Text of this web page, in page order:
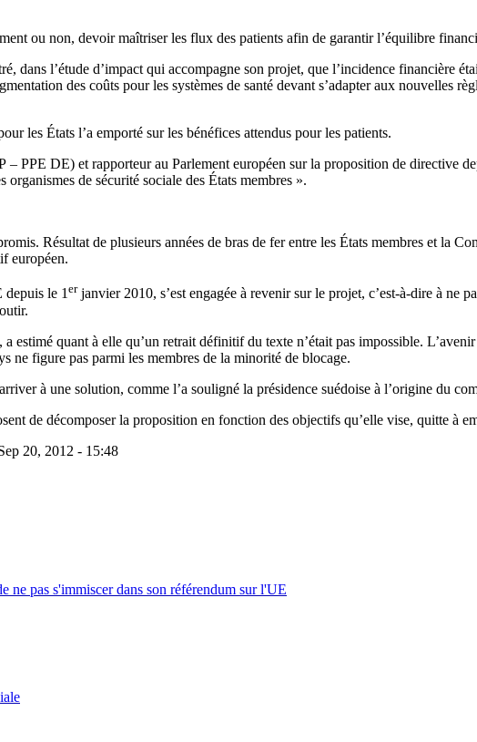
ou non, devoir maîtriser les flux des patients afin de garantir l’équilibre
dans l’étude d’impact qui accompagne son projet, que l’incidence financière
des coûts pour les systèmes de santé devant s’adapter aux nouvelles
les États l’a emporté sur les bénéfices attendus pour les patients.
– PPE DE) et rapporteur au Parlement européen sur la proposition de directive
de sécurité sociale des États membres ».
Résultat de plusieurs années de bras de fer entre les États membres et la
européen.
depuis le 1erjanvier 2010, s’est engagée à revenir sur le projet, c’est-à-dire à ne
estimé quant à elle qu’un retrait définitif du texte n’était pas impossible.
ne figure pas parmi les membres de la minorité de blocage.
à une solution, comme l’a souligné la présidence suédoise à l’origine du
de décomposer la proposition en fonction des objectifs qu’elle vise, quitte à
20, 2012 - 15:48
pas s'immiscer dans son référendum sur l'UE